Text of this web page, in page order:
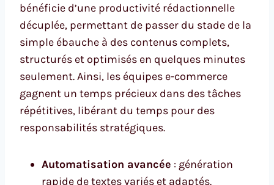
bénéficie d’une productivité rédactionnelle
décuplée, permettant de passer du stade de la
simple ébauche à des contenus complets,
structurés et optimisés en quelques minutes
seulement. Ainsi, les équipes e-commerce
gagnent un temps précieux dans des tâches
répétitives, libérant du temps pour des
responsabilités stratégiques.
Automatisation avancée : génération
rapide de textes variés et adaptés.